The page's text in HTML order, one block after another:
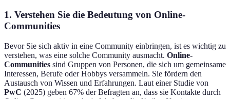
1. Verstehen Sie die Bedeutung von Online-
Communities
Bevor Sie sich aktiv in eine Community einbringen, ist es wichtig zu
verstehen, was eine solche Community ausmacht. Online-
Communities sind Gruppen von Personen, die sich um gemeinsame
Interessen, Berufe oder Hobbys versammeln. Sie fördern den
Austausch von Wissen und Erfahrungen. Laut einer Studie von
PwC (2025) geben 67% der Befragten an, dass sie Kontakte durch